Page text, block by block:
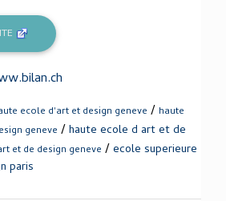
ecole d'art et design geneve / haute
geneve /haute ecole d art et de
et de design geneve /ecole superieure
paris